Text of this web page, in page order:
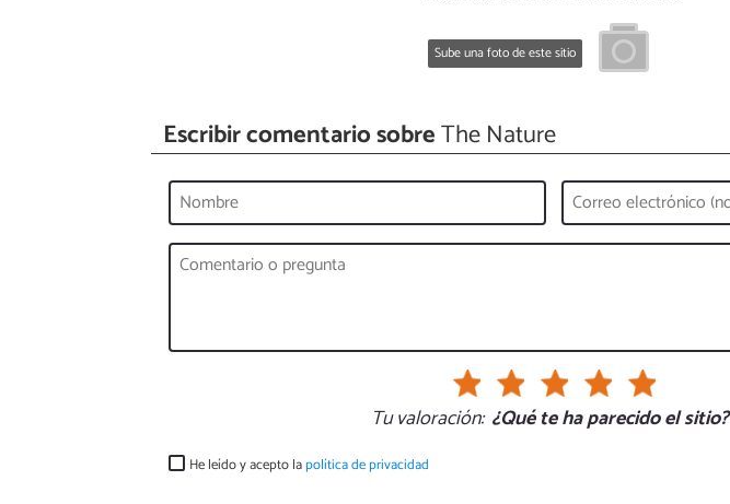
Sube una foto de este sitio
Escribir comentario sobreThe Nature
Tu valoración: ¿Qué te ha parecido el sitio?
He leído y acepto lapolítica de privacidad